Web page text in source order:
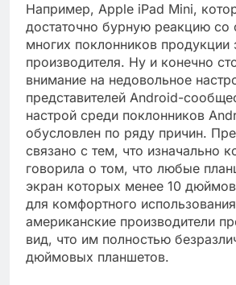
Например, Apple iPad Mini,
достаточно бурную реакцию со
многих поклонников продукции
производителя. Ну и конечно
внимание на недовольное
представителей Android-
настрой среди поклонников
обусловлен по ряду причин.
связано с тем, что изначально
говорила о том, что любые
экран которых менее 10
для комфортного
американские производители
вид, что им полностью
дюймовых планшетов.